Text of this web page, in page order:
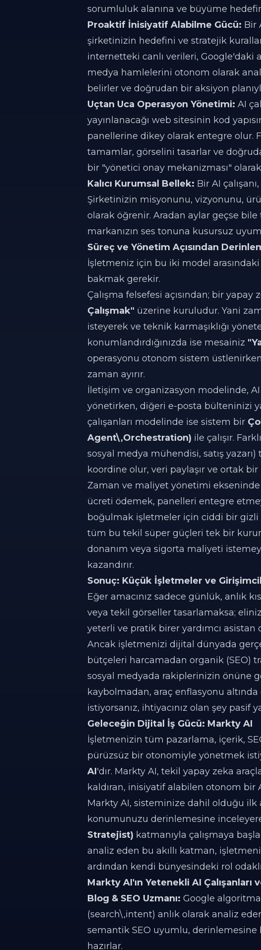
sorumluluk alanına ve büyüme
Proaktif İnisiyatif Alabilme Gücü: Bir
şirketinizin hedefini ve stratejik
internetteki canlı verileri, Google'daki
medya hamlelerini otonom olarak
belirler ve doğrudan bir aksiyon
Uçtan Uca Operasyon Yönetimi: AI
yayınlanacağı web sitesinin kod
panellerine dikey olarak entegre olur.
tamamlar, görselini tasarlar ve
bir "yönetici onay mekanizması"
Kalıcı Kurumsal Bellek: Bir AI
Şirketinizin misyonunu, vizyonunu,
olarak öğrenir. Aradan aylar geçse
markanızın ses tonuna kusursuz
Süreç ve Yönetim Açısından
İşletmeniz için bu iki model
bakmak gerekir.
Çalışma felsefesi açısından; bir yapay
Çalışmak" üzerine kuruludur. Yani
isteyerek ve teknik karmaşıklığı
konumlandırdığınızda ise mesainiz
operasyonu otonom sistem
zaman ayırır.
İletişim ve organizasyon modelinde, AI
yönetirken, diğeri e-posta bülteninizi
çalışanları modelinde ise sistem bir
Agent\,Orchestration) ile çalışır.
sosyal medya mühendisi, satış
koordine olur, veri paylaşır ve ortak
Zaman ve maliyet yönetimi ekseninde
ücreti ödemek, panelleri entegre
boğulmak işletmeler için ciddi bir gizli
tüm bu tekil süper güçleri tek bir
donanım veya sigorta maliyeti
kazandırır.
Sonuç: Küçük İşletmeler ve
Eğer amacınız sadece günlük, anlık
veya tekil görseller tasarlamaksa;
yeterli ve pratik birer yardımcı asistan
Ancak işletmenizi dijital dünyada
bütçeleri harcamadan organik (SEO)
sosyal medyada rakiplerinizin önüne
kaybolmadan, araç enflasyonu
istiyorsanız, ihtiyacınız olan şey pasif
Geleceğin Dijital İş Gücü: Markty AI
İşletmenizin tüm pazarlama, içerik,
pürüzsüz bir otonomiyle yönetmek
AI'dır. Markty AI, tekil yapay zeka
kaldıran, inisiyatif alabilen otonom bir
Markty AI, sisteminize dahil olduğu ilk
konumunuzu derinlemesine
Stratejist) katmanıyla çalışmaya
analiz eden bu akıllı katman,
ardından kendi bünyesindeki rol
Markty AI'ın Yetenekli AI Çalışanları
Blog & SEO Uzmanı: Google
(search\,intent) anlık olarak analiz
semantik SEO uyumlu,
hazırlar.